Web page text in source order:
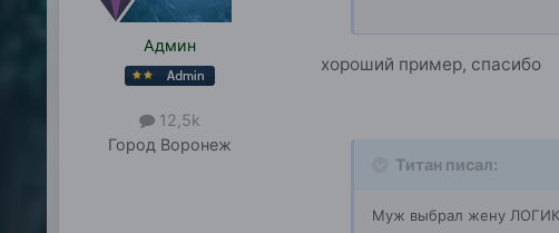
Админ
12,5k
Город Воронеж
хороший пример, спасибо
Титан писал:
Муж выбрал жену